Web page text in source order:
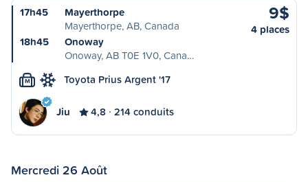
17h45
Mayerthorpe
Mayerthorpe, AB, Canada
18h45
Onoway
Onoway, AB T0E 1V0, Cana…
9$
4 places
M Toyota Prius Argent '17
Jiu 4,8 214 conduits
Mercredi 26 Août